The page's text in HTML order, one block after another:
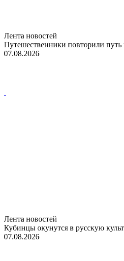
Лента новостей
Путешественники повторили путь
07.08.2026
Лента новостей
Кубинцы окунутся в русскую
07.08.2026